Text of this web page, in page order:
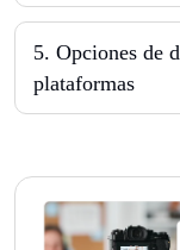
5. Opciones de
plataformas